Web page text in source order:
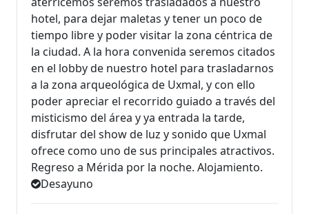
hotel, para dejar maletas y tener un poco de
tiempo libre y poder visitar la zona céntrica de
la ciudad. A la hora convenida seremos citados
en el lobby de nuestro hotel para trasladarnos
a la zona arqueológica de Uxmal, y con ello
poder apreciar el recorrido guiado a través del
misticismo del área y ya entrada la tarde,
disfrutar del show de luz y sonido que Uxmal
ofrece como uno de sus principales atractivos.
Regreso a Mérida por la noche. Alojamiento.
Desayuno